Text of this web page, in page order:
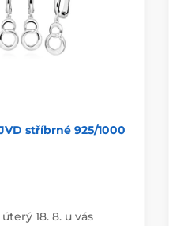
stříbrné 925/1000
18. 8. u vás